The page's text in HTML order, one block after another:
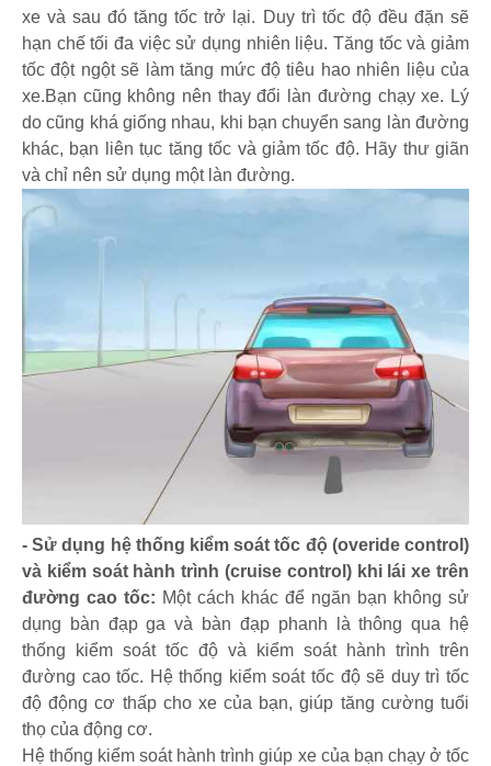
xe và sau đó tăng tốc trở lại. Duy trì tốc độ đều đặn sẽ
hạn chế tối đa việc sử dụng nhiên liệu. Tăng tốc và giảm
tốc đột ngột sẽ làm tăng mức độ tiêu hao nhiên liệu của
xe.Bạn cũng không nên thay đổi làn đường chạy xe. Lý
do cũng khá giống nhau, khi bạn chuyển sang làn đường
khác, bạn liên tục tăng tốc và giảm tốc độ. Hãy thư giãn
và chỉ nên sử dụng một làn đường.
- Sử dụng hệ thống kiểm soát tốc độ (overide control)
và kiểm soát hành trình (cruise control) khi lái xe trên
đường cao tốc: Một cách khác để ngăn bạn không sử
dụng bàn đạp ga và bàn đạp phanh là thông qua hệ
thống kiểm soát tốc độ và kiểm soát hành trình trên
đường cao tốc. Hệ thống kiểm soát tốc độ sẽ duy trì tốc
độ động cơ thấp cho xe của bạn, giúp tăng cường tuổi
thọ của động cơ.
Hệ thống kiểm soát hành trình giúp xe của bạn chạy ở tốc